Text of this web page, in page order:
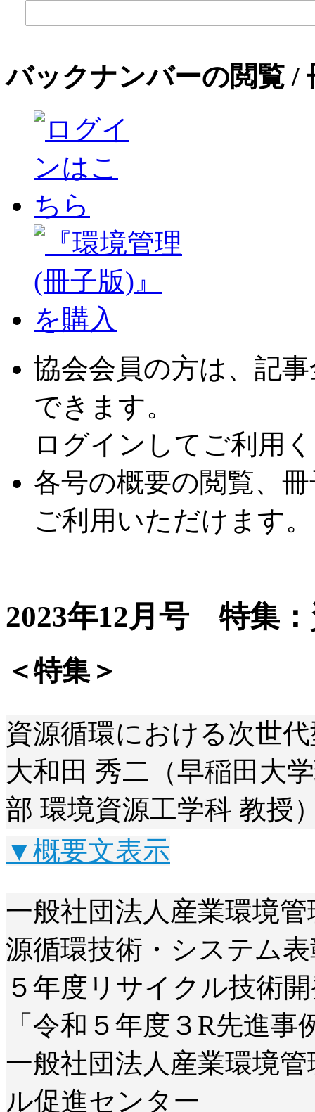
バックナンバーの閲覧 /
協会会員の方は、記
できます。
ログインしてご利用
各号の概要の閲覧、
ご利用いただけます。
2023年12月号 特集：
＜特集＞
資源循環における次世
大和田 秀二（早稲田大
部 環境資源工学科 教授
▼概要文表示
一般社団法人産業環境
源循環技術・システム
５年度リサイクル技術
「令和５年度３R先進
一般社団法人産業環境
ル促進センター